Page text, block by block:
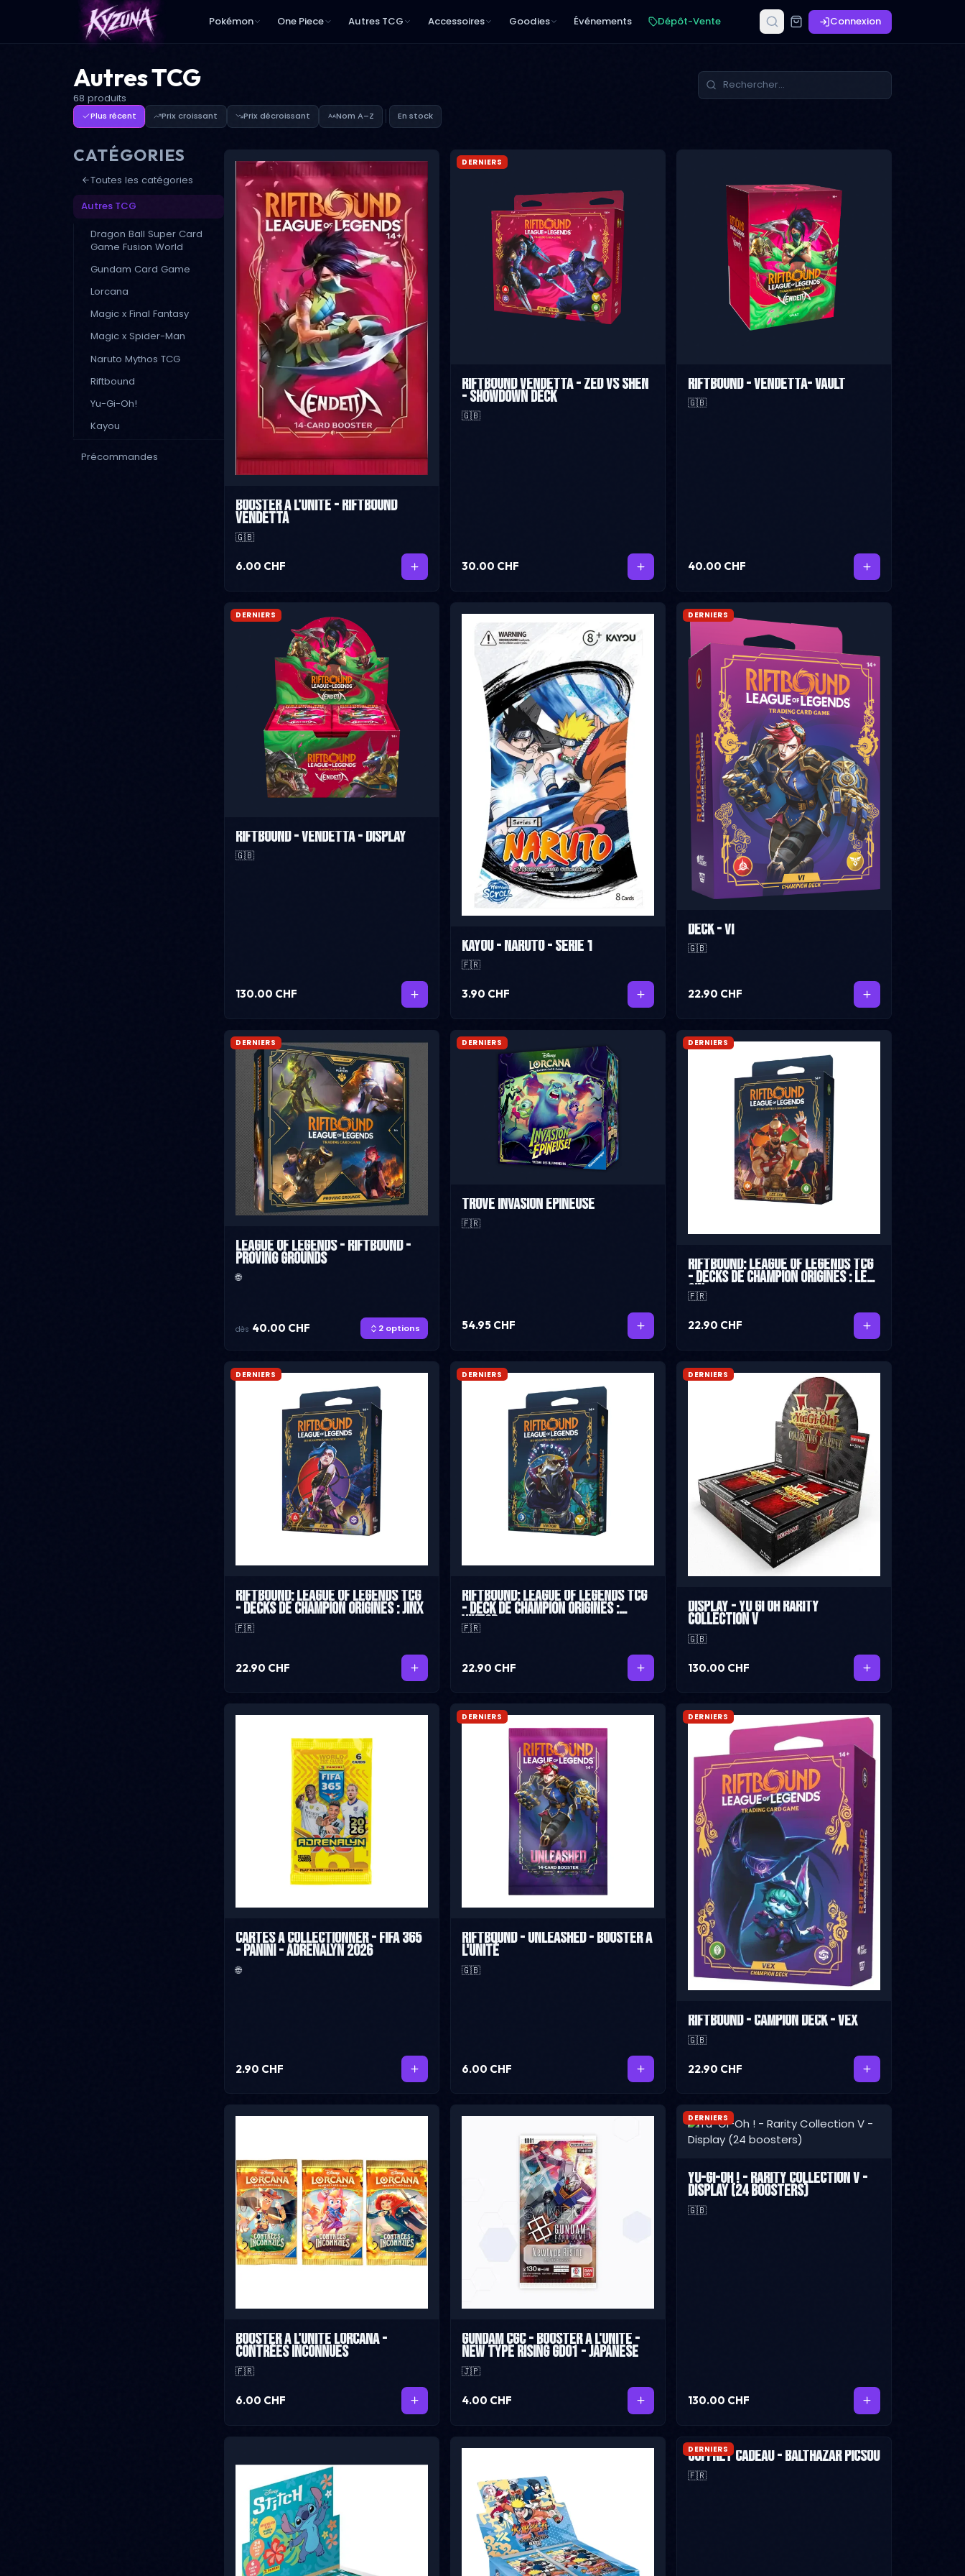
Pokémon One Piece Autres TCG Accessoires Goodies Événements Dépôt-Vente Connexion
Autres TCG
68 produits
Plus récent Prix croissant Prix décroissant Nom A–Z En stock
CATÉGORIES
Toutes les catégories
Autres TCG
Dragon Ball Super Card
Game Fusion World
Gundam Card Game
Lorcana
Magic x Final Fantasy
Magic x Spider-Man
Naruto Mythos TCG
Riftbound
Yu-Gi-Oh!
Kayou
Précommandes
Booster à l'unité - Riftbound
Vendetta
🇬🇧
6.00 CHF
DERNIERS
Riftbound Vendetta - Zed vs Shen
- Showdown Deck
🇬🇧
30.00 CHF
Riftbound - Vendetta- Vault
🇬🇧
40.00 CHF
DERNIERS
Riftbound - Vendetta - Display
🇬🇧
130.00 CHF
Kayou - Naruto - Serie 1
🇫🇷
3.90 CHF
DERNIERS
Deck - VI
🇬🇧
22.90 CHF
DERNIERS
League of Legends - Riftbound -
Proving Grounds
🌐
dès 40.00 CHF 2 options
DERNIERS
Trove Invasion Epineuse
🇫🇷
54.95 CHF
DERNIERS
Riftbound: League of Legends TCG
- Decks de Champion Origines : Lee
Sin
🇫🇷
22.90 CHF
DERNIERS
Riftbound: League of Legends TCG
- Decks de Champion Origines : Jinx
🇫🇷
22.90 CHF
DERNIERS
Riftbound: League of Legends TCG
- Deck de Champion Origines :
Viktor
🇫🇷
22.90 CHF
DERNIERS
Display - Yu Gi Oh Rarity
Collection V
🇬🇧
130.00 CHF
Cartes à collectionner - Fifa 365
- Panini - Adrenalyn 2026
🌐
2.90 CHF
DERNIERS
Riftbound - unleashed - booster à
l'unité
🇬🇧
6.00 CHF
DERNIERS
Riftbound - Campion Deck - Vex
🇬🇧
22.90 CHF
Booster à l'unité Lorcana -
Contrées Inconnues
🇫🇷
6.00 CHF
Gundam CGC - Booster à l'unité -
New Type Rising GD01 - Japanese
🇯🇵
4.00 CHF
DERNIERS
Yu-Gi-Oh ! - Rarity Collection V -
Display (24 boosters)
🇬🇧
130.00 CHF
DERNIERS
Coffret cadeau - Balthazar Picsou
🇫🇷